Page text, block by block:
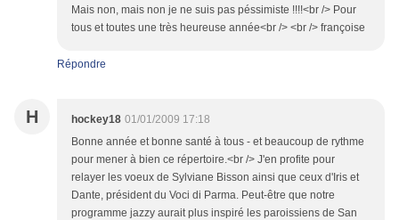
Mais non, mais non je ne suis pas péssimiste !!!!<br /> Pour
tous et toutes une très heureuse année<br /> <br /> françoise
Répondre
H hockey18 01/01/2009 17:18
Bonne année et bonne santé à tous - et beaucoup de rythme
pour mener à bien ce répertoire.<br /> J'en profite pour
relayer les voeux de Sylviane Bisson ainsi que ceux d'Iris et
Dante, président du Voci di Parma. Peut-être que notre
programme jazzy aurait plus inspiré les paroissiens de San